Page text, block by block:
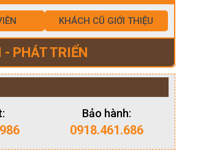
KHÁCH CŨ GIỚI THIỆU
PHÁT TRIỂN
Bảo hành:
0918.461.686